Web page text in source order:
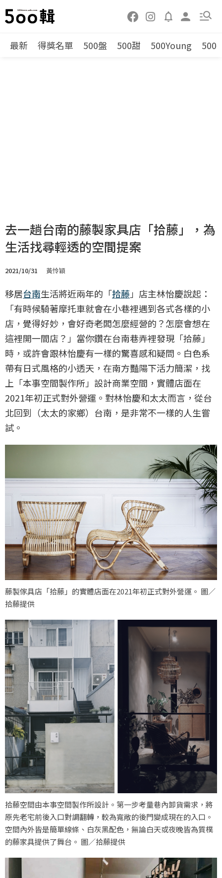
最新 得獎名單 500盤 500甜 500Young 500
去一趟台南的藤製家具店「拾藤」，為
生活找尋輕透的空間提案
2021/10/31 黃怜穎
移居台南生活將近兩年的「拾藤」店主林怡慶說起：
「有時候騎著摩托車就會在小巷裡遇到各式各樣的小
店，覺得好妙，會好奇老闆怎麼經營的？怎麼會想在
這裡開一間店？」當你鑽在台南巷弄裡發現「拾藤」
時，或許會跟林怡慶有一樣的驚喜感和疑問。白色系
帶有日式風格的小透天，在南方豔陽下活力簡潔，找
上「本事空間製作所」設計商業空間，實體店面在
2021年初正式對外營運。對林怡慶和太太而言，從台
北回到（太太的家鄉）台南，是非常不一樣的人生嘗
試。
藤製傢具店「拾藤」的實體店面在2021年初正式對外營運。 圖／
拾藤提供
拾藤空間由本事空間製作所設計。第一步考量巷內卸貨需求，將
原先老宅前後入口對調翻轉，較為寬敞的後門變成現在的入口。
空間內外皆是簡單線條、白灰黑配色，無論白天或夜晚皆為質樸
的藤家具提供了舞台。 圖／拾藤提供